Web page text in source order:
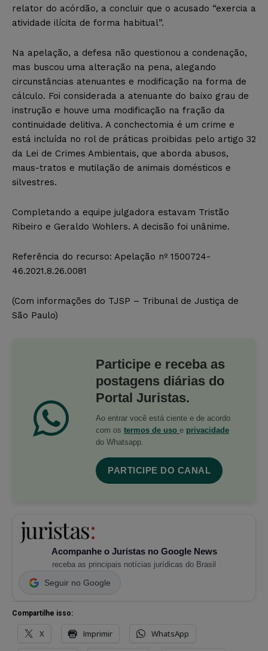
relator do acórdão, a concluir que o acusado “exercia a
atividade ilícita de forma habitual”.
Na apelação, a defesa não questionou a condenação,
mas buscou uma alteração na pena, alegando
circunstâncias atenuantes e modificação na forma de
cálculo. Foi considerada a atenuante do baixo grau de
instrução e houve uma modificação na fração da
continuidade delitiva. A conchectomia é um crime e
está incluída no rol de práticas proibidas pelo artigo 32
da Lei de Crimes Ambientais, que aborda abusos,
maus-tratos e mutilação de animais domésticos e
silvestres.
Completando a equipe julgadora estavam Tristão
Ribeiro e Geraldo Wohlers. A decisão foi unânime.
Referência do recurso: Apelação nº 1500724-
46.2021.8.26.0081
(Com informações do TJSP – Tribunal de Justiça de
São Paulo)
Participe e receba as
postagens diárias do
Portal Juristas.
Ao entrar você está ciente e de acordo
com os termos de uso e privacidade
do Whatsapp.
PARTICIPE DO CANAL
Acompanhe o Juristas no Google News
receba as principais notícias jurídicas do Brasil
Seguir no Google
Compartilhe isso:
X Imprimir WhatsApp